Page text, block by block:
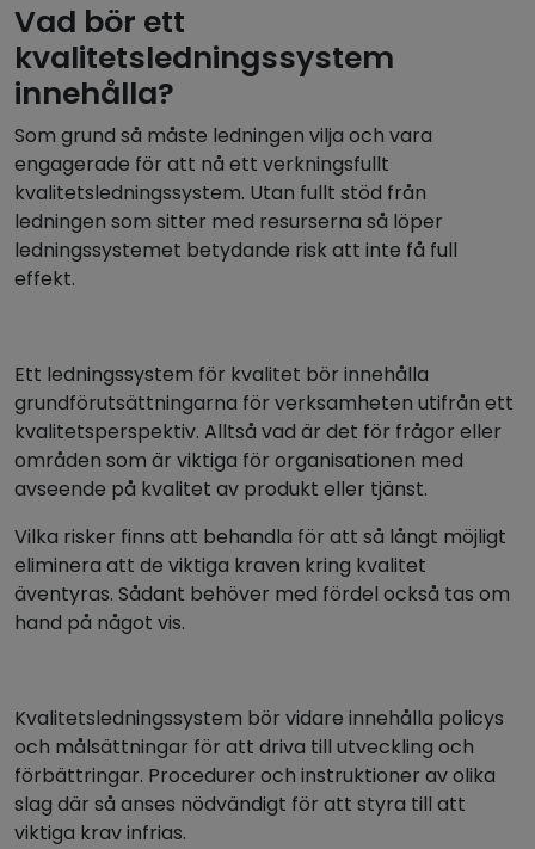
Vad bör ett
kvalitetsledningssystem
innehålla?
Som grund så måste ledningen vilja och vara
engagerade för att nå ett verkningsfullt
kvalitetsledningssystem. Utan fullt stöd från
ledningen som sitter med resurserna så löper
ledningssystemet betydande risk att inte få full
effekt.
Ett ledningssystem för kvalitet bör innehålla
grundförutsättningarna för verksamheten utifrån ett
kvalitetsperspektiv. Alltså vad är det för frågor eller
områden som är viktiga för organisationen med
avseende på kvalitet av produkt eller tjänst.
Vilka risker finns att behandla för att så långt möjligt
eliminera att de viktiga kraven kring kvalitet
äventyras. Sådant behöver med fördel också tas om
hand på något vis.
Kvalitetsledningssystem bör vidare innehålla policys
och målsättningar för att driva till utveckling och
förbättringar. Procedurer och instruktioner av olika
slag där så anses nödvändigt för att styra till att
viktiga krav infrias.